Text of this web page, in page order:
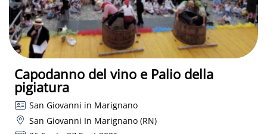
Capodanno del vino e Palio della
pigiatura
San Giovanni in Marignano
San Giovanni In Marignano (RN)